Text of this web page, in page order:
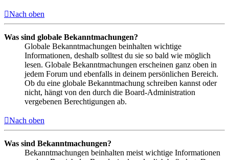
Nach oben
Was sind globale Bekanntmachungen?
Globale Bekanntmachungen beinhalten wichtige
Informationen, deshalb solltest du sie so bald wie möglich
lesen. Globale Bekanntmachungen erscheinen ganz oben in
jedem Forum und ebenfalls in deinem persönlichen Bereich.
Ob du eine globale Bekanntmachung schreiben kannst oder
nicht, hängt von den durch die Board-Administration
vergebenen Berechtigungen ab.
Nach oben
Was sind Bekanntmachungen?
Bekanntmachungen beinhalten meist wichtige Informationen